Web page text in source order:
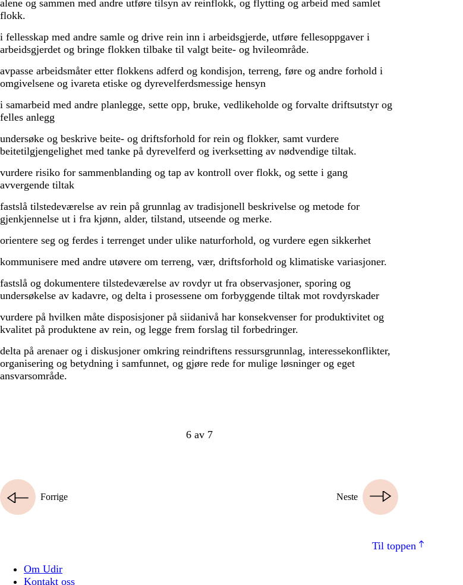
alene og sammen med andre utføre tilsyn av reinflokk, og flytting og arbeid med samlet
flokk.
i fellesskap med andre samle og drive rein inn i arbeidsgjerde, utføre fellesoppgaver i
arbeidsgjerdet og bringe flokken tilbake til valgt beite- og hvileområde.
avpasse arbeidsmåter etter flokkens adferd og kondisjon, terreng, føre og andre forhold i
omgivelsene og ivareta etiske og dyrevelferdsmessige hensyn
i samarbeid med andre planlegge, sette opp, bruke, vedlikeholde og forvalte driftsutstyr og
felles anlegg
undersøke og beskrive beite- og driftsforhold for rein og flokker, samt vurdere
beitetilgjengelighet med tanke på dyrevelferd og iverksetting av nødvendige tiltak.
vurdere risiko for sammenblanding og tap av kontroll over flokk, og sette i gang
avvergende tiltak
fastslå tilstedeværelse av rein på grunnlag av tradisjonell beskrivelse og metode for
gjenkjennelse ut i fra kjønn, alder, tilstand, utseende og merke.
orientere seg og ferdes i terrenget under ulike naturforhold, og vurdere egen sikkerhet
kommunisere med andre utøvere om terreng, vær, driftsforhold og klimatiske variasjoner.
fastslå og dokumentere tilstedeværelse av rovdyr ut fra observasjoner, sporing og
undersøkelse av kadavre, og delta i prosessene om forbyggende tiltak mot rovdyrskader
vurdere på hvilken måte disposisjoner på siidanivå har konsekvenser for produktivitet og
kvalitet på produktene av rein, og legge frem forslag til forbedringer.
delta på arenaer og i diskusjoner omkring reindriftens ressursgrunnlag, interessekonflikter,
organisering og betydning i samfunnet, og gjøre rede for mulige løsninger og eget
ansvarsområde.
6 av 7
Neste
Forrige
Til toppen
Om Udir
Kontakt oss